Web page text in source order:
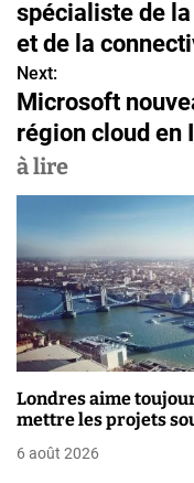
v
i
g
a
i
o
n
d
e
l
spécialiste de
et de la
Next:
Microsoft
région cloud en
à lire
Londres aime
mettre les projets
6 août 2026